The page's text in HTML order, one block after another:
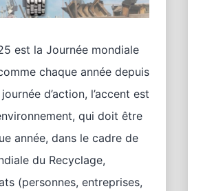
est la Journée mondiale
chaque année depuis
d’action, l’accent est
qui doit être
année, dans le cadre de
du Recyclage,
(personnes, entreprises,